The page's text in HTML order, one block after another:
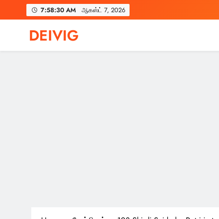
to
7:58:31 AM ஆகஸ்ட் 7, 2026
DEIVIG
Illuminate Your Spirit, Empower Your Journey